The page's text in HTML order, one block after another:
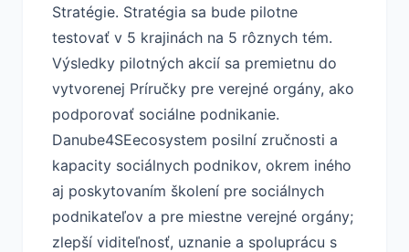
Stratégie. Stratégia sa bude pilotne
testovať v 5 krajinách na 5 rôznych tém.
Výsledky pilotných akcií sa premietnu do
vytvorenej Príručky pre verejné orgány, ako
podporovať sociálne podnikanie.
Danube4SEecosystem posilní zručnosti a
kapacity sociálnych podnikov, okrem iného
aj poskytovaním školení pre sociálnych
podnikateľov a pre miestne verejné orgány;
zlepší viditeľnosť, uznanie a spoluprácu s